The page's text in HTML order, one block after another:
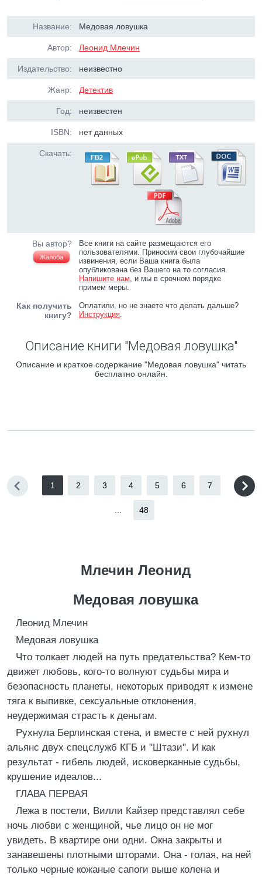
Название: Медовая ловушка
Автор: Леонид Млечин
Издательство: неизвестно
Жанр: Детектив
Год: неизвестен
ISBN: нет данных
Скачать:
Вы автор?
Жалоба
Все книги на сайте размещаются его
пользователями. Приносим свои глубочайшие
извинения, если Ваша книга была
опубликована без Вашего на то согласия.
Напишите нам, и мы в срочном порядке
примем меры.
Как получить
книгу?
Оплатили, но не знаете что делать дальше?
Инструкция.
Описание книги "Медовая ловушка"
Описание и краткое содержание "Медовая ловушка" читать
бесплатно онлайн.
1 2 3 4 5 6 7
48
Млечин Леонид
Медовая ловушка
Леонид Млечин
Медовая ловушка
Что толкает людей на путь предательства? Кем-то
движет любовь, кого-то волнуют судьбы мира и
безопасность планеты, некоторых приводят к измене
тяга к выпивке, сексуальные отклонения,
неудержимая страсть к деньгам.
Рухнула Берлинская стена, и вместе с ней рухнул
альянс двух спецслужб КГБ и "Штази". И как
результат - гибель людей, исковерканные судьбы,
крушение идеалов...
ГЛАВА ПЕРВАЯ
Лежа в постели, Вилли Кайзер представлял себе
ночь любви с женщиной, чье лицо он не мог
увидеть. В квартире они одни. Окна закрыты и
занавешены плотными шторами. Она - голая, на ней
только черные кожаные сапоги выше колена и